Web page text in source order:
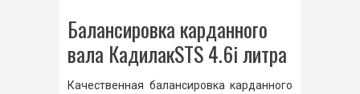
Балансировка карданного
вала КадилакSTS 4.6i литра
Качественная балансировка карданного